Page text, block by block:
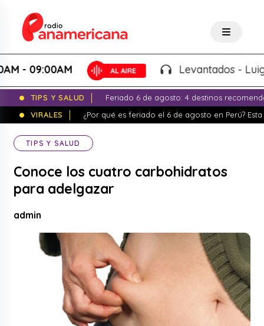
Levantados - Luigui
TIPS Y SALUD
Feriado 6 de agosto: 4 destinos
VIRALES
¿Por qué es feriado el 6 de agosto en Perú?
TIPS Y SALUD
Conoce los cuatro carbohidratos
para adelgazar
admin